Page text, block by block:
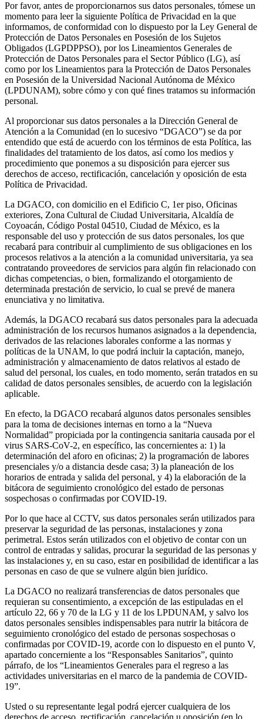
Por favor, antes de proporcionarnos sus datos personales, tómese un
momento para leer la siguiente Política de Privacidad en la que
informamos, de conformidad con lo dispuesto por la Ley General de
Protección de Datos Personales en Posesión de los Sujetos
Obligados (LGPDPPSO), por los Lineamientos Generales de
Protección de Datos Personales para el Sector Público (LG), así
como por los Lineamientos para la Protección de Datos Personales
en Posesión de la Universidad Nacional Autónoma de México
(LPDUNAM), sobre cómo y con qué fines tratamos su información
personal.
Al proporcionar sus datos personales a la Dirección General de
Atención a la Comunidad (en lo sucesivo “DGACO”) se da por
entendido que está de acuerdo con los términos de esta Política, las
finalidades del tratamiento de los datos, así como los medios y
procedimiento que ponemos a su disposición para ejercer sus
derechos de acceso, rectificación, cancelación y oposición de esta
Política de Privacidad.
La DGACO, con domicilio en el Edificio C, 1er piso, Oficinas
exteriores, Zona Cultural de Ciudad Universitaria, Alcaldía de
Coyoacán, Código Postal 04510, Ciudad de México, es la
responsable del uso y protección de sus datos personales, los que
recabará para contribuir al cumplimiento de sus obligaciones en los
procesos relativos a la atención a la comunidad universitaria, ya sea
contratando proveedores de servicios para algún fin relacionado con
dichas competencias, o bien, formalizando el otorgamiento de
determinada prestación de servicio, lo cual se prevé de manera
enunciativa y no limitativa.
Además, la DGACO recabará sus datos personales para la adecuada
administración de los recursos humanos asignados a la dependencia,
derivados de las relaciones laborales conforme a las normas y
políticas de la UNAM, lo que podrá incluir la captación, manejo,
administración y almacenamiento de datos relativos al estado de
salud del personal, los cuales, en todo momento, serán tratados en su
calidad de datos personales sensibles, de acuerdo con la legislación
aplicable.
En efecto, la DGACO recabará algunos datos personales sensibles
para la toma de decisiones internas en torno a la “Nueva
Normalidad” propiciada por la contingencia sanitaria causada por el
virus SARS-CoV-2, en específico, las concernientes a: 1) la
determinación del aforo en oficinas; 2) la programación de labores
presenciales y/o a distancia desde casa; 3) la planeación de los
horarios de entrada y salida del personal, y 4) la elaboración de la
bitácora de seguimiento cronológico del estado de personas
sospechosas o confirmadas por COVID-19.
Por lo que hace al CCTV, sus datos personales serán utilizados para
preservar la seguridad de las personas, instalaciones y zona
perimetral. Estos serán utilizados con el objetivo de contar con un
control de entradas y salidas, procurar la seguridad de las personas y
las instalaciones y, en su caso, estar en posibilidad de identificar a las
personas en caso de que se vulnere algún bien jurídico.
La DGACO no realizará transferencias de datos personales que
requieran su consentimiento, a excepción de las estipuladas en el
artículo 22, 66 y 70 de la LG y 11 de los LPDUNAM, y salvo los
datos personales sensibles indispensables para nutrir la bitácora de
seguimiento cronológico del estado de personas sospechosas o
confirmadas por COVID-19, acorde con lo dispuesto en el punto V,
apartado concerniente a los “Responsables Sanitarios”, quinto
párrafo, de los “Lineamientos Generales para el regreso a las
actividades universitarias en el marco de la pandemia de COVID-
19”.
Usted o su representante legal podrá ejercer cualquiera de los